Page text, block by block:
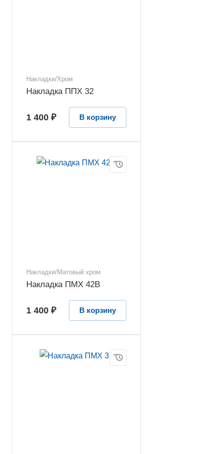
Накладки/Хром
Накладка ППХ 32
1 400 ₽ В корзину
Накладки/Матовый хром
Накладка ПМХ 42В
1 400 ₽ В корзину